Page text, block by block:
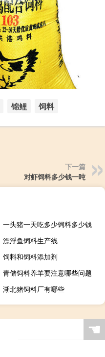
锦鲤 饲料
下一篇
对虾饲料多少钱一吨
一头猪一天吃多少饲料多少钱
漂浮鱼饲料生产线
饲料和饲料添加剂
青储饲料养羊要注意哪些问题
湖北猪饲料厂有哪些
☚